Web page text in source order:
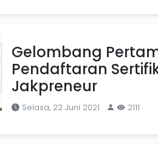
Gelombang
Pendaftaran
Jakpreneur
Selasa, 22 Juni 2021 2111